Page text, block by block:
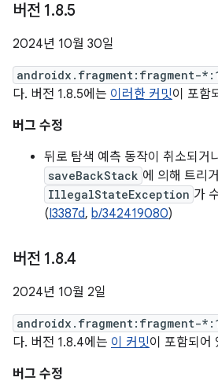
버전 1.8.5
2024년 10월 30일
androidx.fragment:fragment-
다. 버전 1.8.5에는 이러한 커밋이 포함
버그 수정
뒤로 탐색 예측 동작이 취소되거
saveBackStack 에 의해 트리
IllegalStateException 가
(I3387d, b/342419080)
버전 1.8.4
2024년 10월 2일
androidx.fragment:fragment-
다. 버전 1.8.4에는 이 커밋이 포함되어
버그 수정